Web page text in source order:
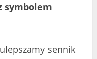
symbolem
sennik